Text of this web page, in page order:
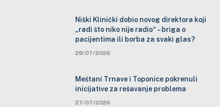
Niški Klinički dobio novog direktora koji
„radi što niko nije radio“ – briga o
pacijentima ili borba za svaki glas?
29/07/2026
Meštani Trnave i Toponice pokrenuli
inicijative za rešavanje problema
27/07/2026